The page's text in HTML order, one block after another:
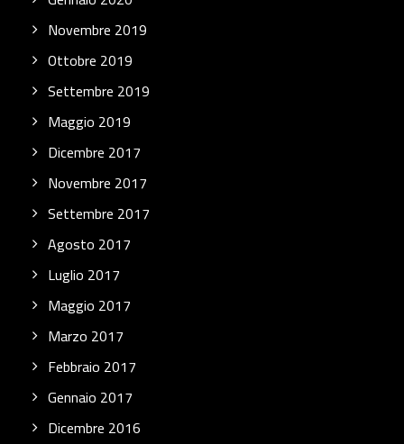
Novembre 2019
Ottobre 2019
Settembre 2019
Maggio 2019
Dicembre 2017
Novembre 2017
Settembre 2017
Agosto 2017
Luglio 2017
Maggio 2017
Marzo 2017
Febbraio 2017
Gennaio 2017
Dicembre 2016